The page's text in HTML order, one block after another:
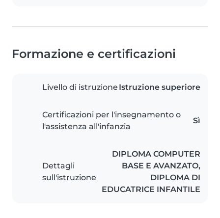
Formazione e certificazioni
Livello di istruzione Istruzione superiore
Certificazioni per l'insegnamento o
l'assistenza all'infanzia
Sì
Dettagli
sull'istruzione
DIPLOMA COMPUTER
BASE E AVANZATO,
DIPLOMA DI
EDUCATRICE INFANTILE